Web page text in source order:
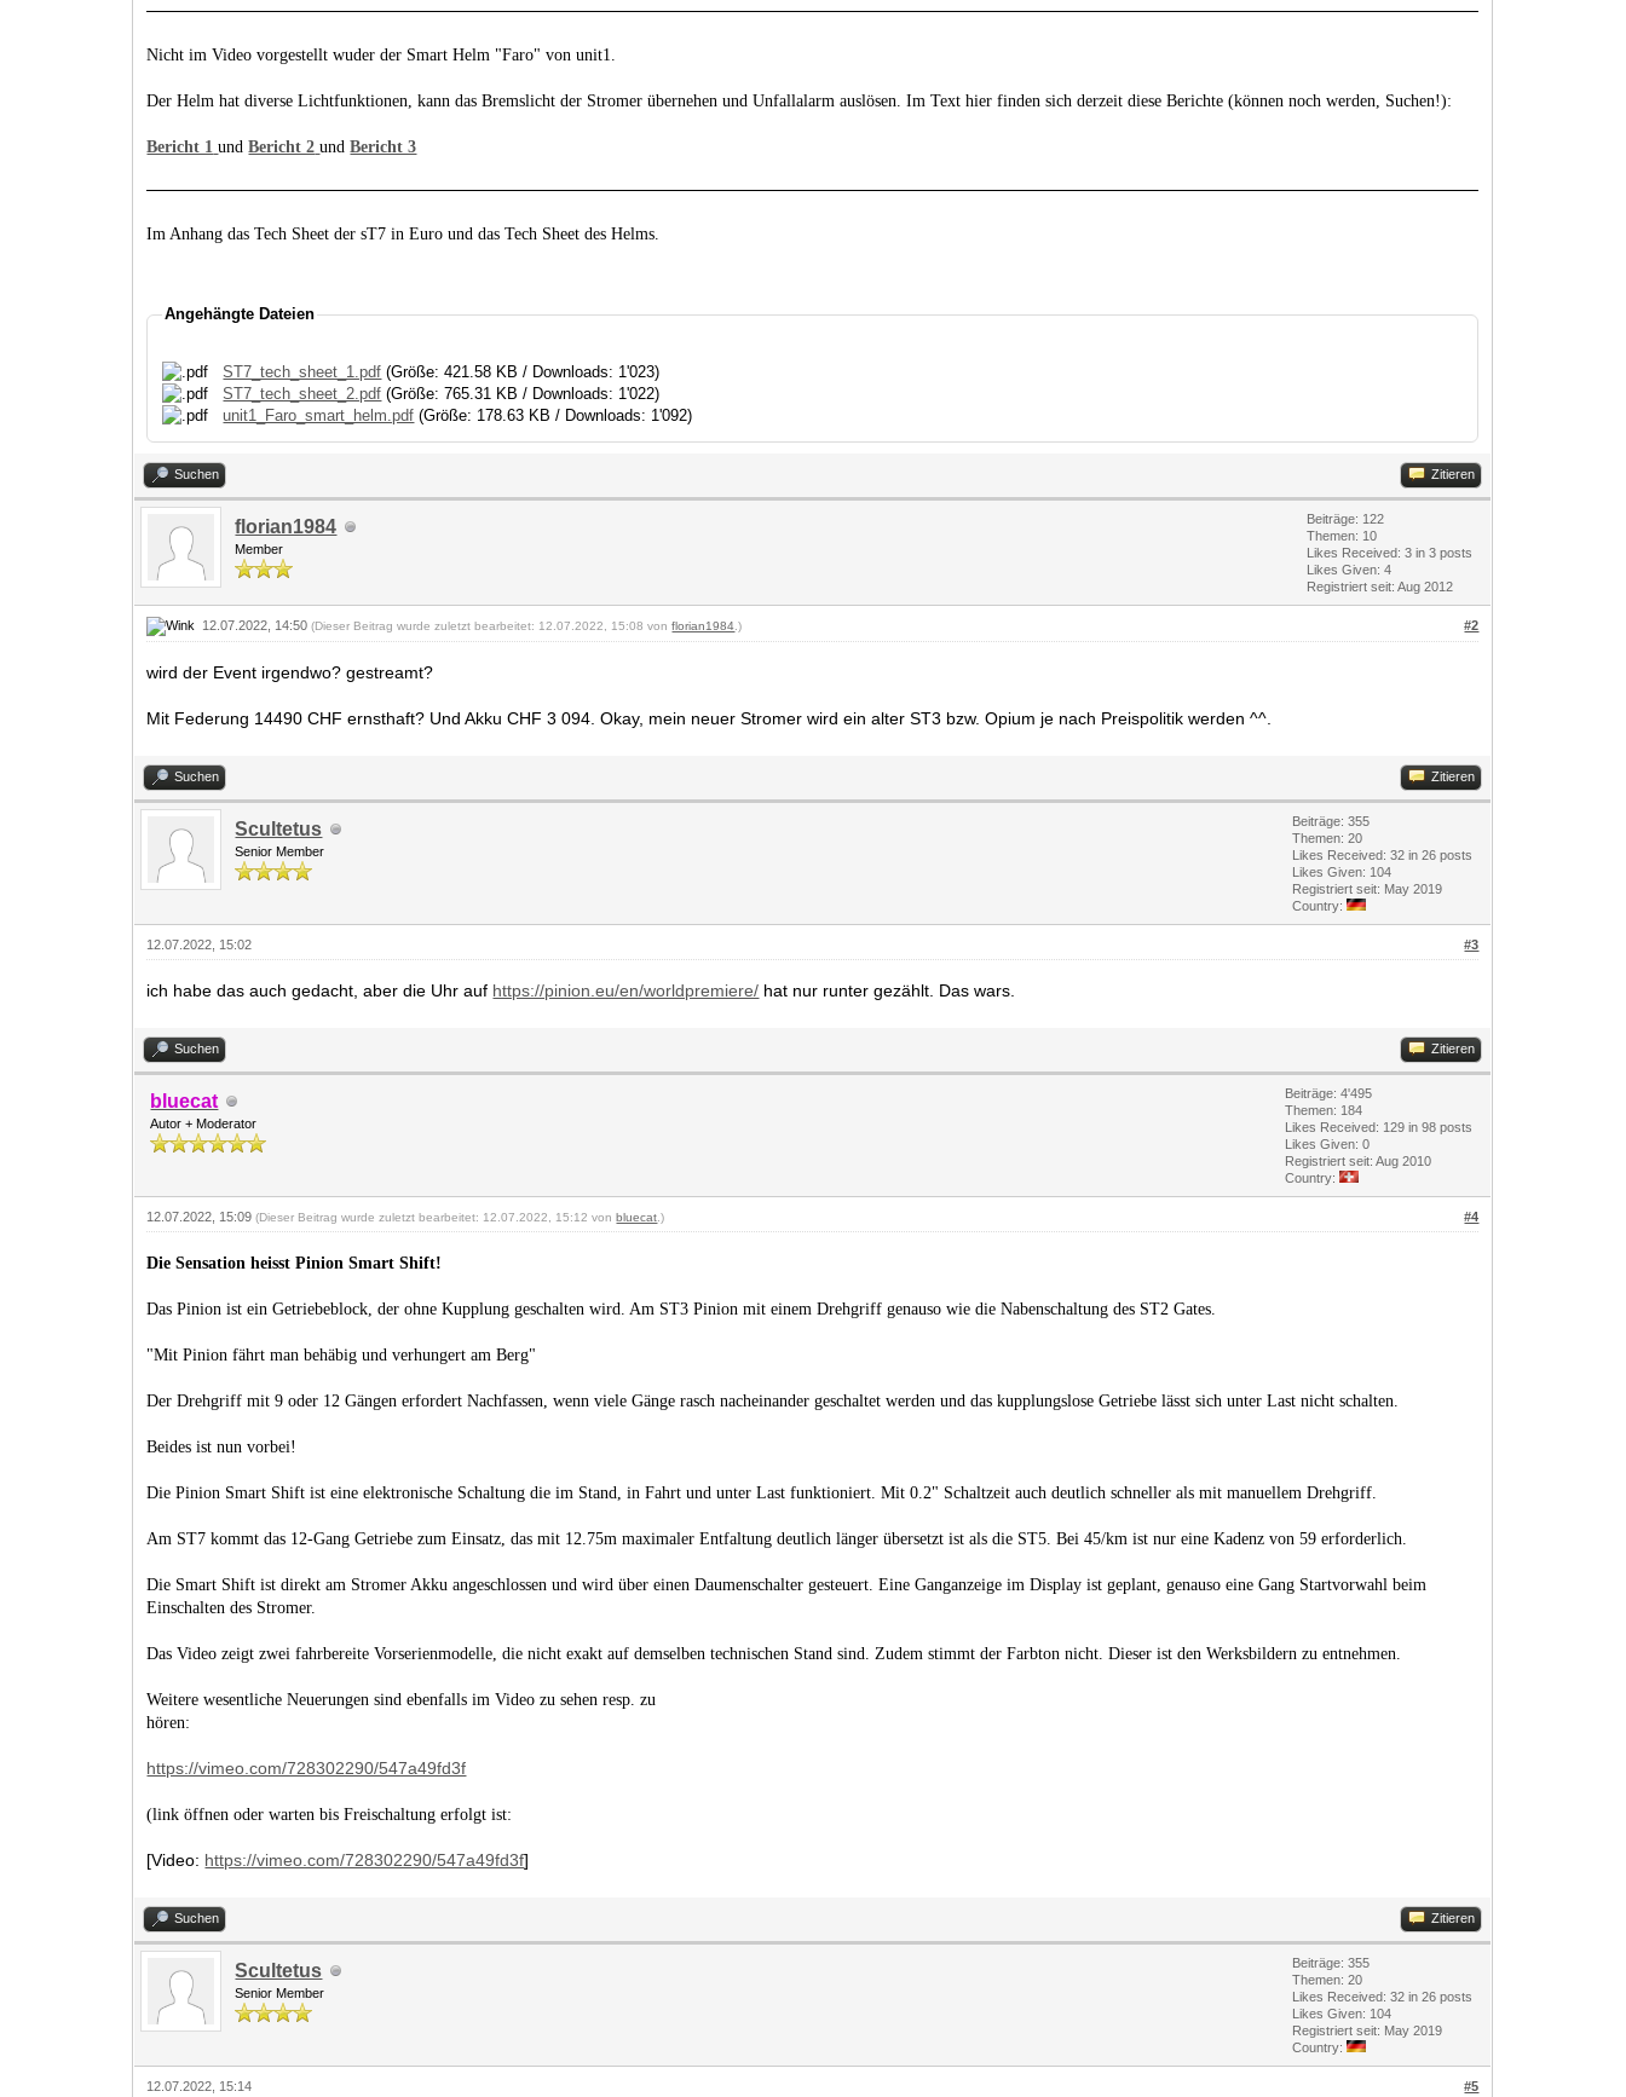
Nicht im Video vorgestellt wuder der Smart Helm "Faro" von unit1.
Der Helm hat diverse Lichtfunktionen, kann das Bremslicht der Stromer übernehen und Unfallalarm auslösen. Im Text hier finden sich derzeit diese Berichte (können noch werden, Suchen!):
Bericht 1 undBericht 2 undBericht 3
Im Anhang das Tech Sheet der sT7 in Euro und das Tech Sheet des Helms.
Angehängte Dateien
ST7_tech_sheet_1.pdf (Größe: 421.58 KB / Downloads: 1'023)
ST7_tech_sheet_2.pdf (Größe: 765.31 KB / Downloads: 1'022)
unit1_Faro_smart_helm.pdf (Größe: 178.63 KB / Downloads: 1'092)
Suchen Zitieren
florian1984
Member
Beiträge: 122
Themen: 10
Likes Received:3 in 3 posts
Likes Given: 4
Registriert seit: Aug 2012
#2
12.07.2022, 14:50(Dieser Beitrag wurde zuletzt bearbeitet: 12.07.2022, 15:08 vonflorian1984 .)
wird der Event irgendwo? gestreamt?
Mit Federung 14490 CHF ernsthaft? Und Akku CHF 3 094. Okay, mein neuer Stromer wird ein alter ST3 bzw. Opium je nach Preispolitik werden ^^.
Suchen Zitieren
Scultetus
Senior Member
Beiträge: 355
Themen: 20
Likes Received:32 in 26 posts
Likes Given: 104
Registriert seit: May 2019
Country:
#3
12.07.2022, 15:02
ich habe das auch gedacht, aber die Uhr auf https://pinion.eu/en/worldpremiere/ hat nur runter gezählt. Das wars.
Suchen Zitieren
bluecat
Autor + Moderator
Beiträge: 4'495
Themen: 184
Likes Received: 129 in 98 posts
Likes Given: 0
Registriert seit: Aug 2010
Country:
#4
12.07.2022, 15:09(Dieser Beitrag wurde zuletzt bearbeitet: 12.07.2022, 15:12 vonbluecat .)
Die Sensation heisst Pinion Smart Shift!
Das Pinion ist ein Getriebeblock, der ohne Kupplung geschalten wird. Am ST3 Pinion mit einem Drehgriff genauso wie die Nabenschaltung des ST2 Gates.
"Mit Pinion fährt man behäbig und verhungert am Berg"
Der Drehgriff mit 9 oder 12 Gängen erfordert Nachfassen, wenn viele Gänge rasch nacheinander geschaltet werden und das kupplungslose Getriebe lässt sich unter Last nicht schalten.
Beides ist nun vorbei!
Die Pinion Smart Shift ist eine elektronische Schaltung die im Stand, in Fahrt und unter Last funktioniert. Mit 0.2" Schaltzeit auch deutlich schneller als mit manuellem Drehgriff.
Am ST7 kommt das 12-Gang Getriebe zum Einsatz, das mit 12.75m maximaler Entfaltung deutlich länger übersetzt ist als die ST5. Bei 45/km ist nur eine Kadenz von 59 erforderlich.
Die Smart Shift ist direkt am Stromer Akku angeschlossen und wird über einen Daumenschalter gesteuert. Eine Ganganzeige im Display ist geplant, genauso eine Gang Startvorwahl beim
Einschalten des Stromer.
Das Video zeigt zwei fahrbereite Vorserienmodelle, die nicht exakt auf demselben technischen Stand sind. Zudem stimmt der Farbton nicht. Dieser ist den Werksbildern zu entnehmen.
Weitere wesentliche Neuerungen sind ebenfalls im Video zu sehen resp. zu
hören:
https://vimeo.com/728302290/547a49fd3f
(link öffnen oder warten bis Freischaltung erfolgt ist:
[Video: https://vimeo.com/728302290/547a49fd3f]
Suchen Zitieren
Scultetus
Senior Member
Beiträge: 355
Themen: 20
Likes Received:32 in 26 posts
Likes Given: 104
Registriert seit: May 2019
Country:
#5
12.07.2022, 15:14